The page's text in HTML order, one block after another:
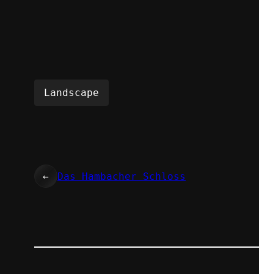
Landscape
← Das Hambacher Schloss